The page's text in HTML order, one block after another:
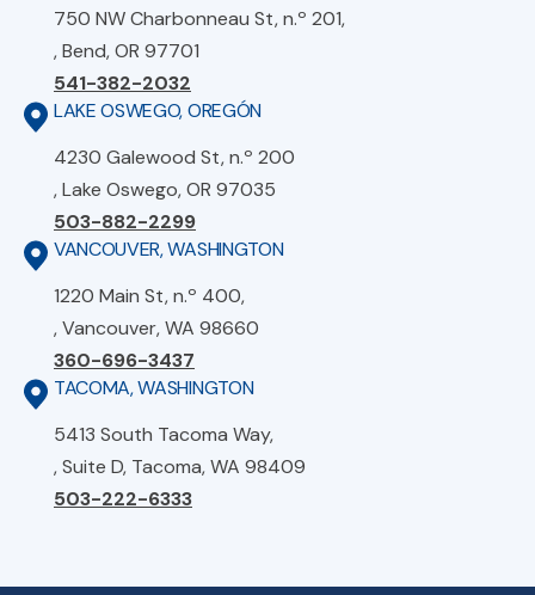
750 NW Charbonneau St, n.º 201,
, Bend, OR 97701
541-382-2032
LAKE OSWEGO, OREGÓN
4230 Galewood St, n.º 200
, Lake Oswego, OR 97035
503-882-2299
VANCOUVER, WASHINGTON
1220 Main St, n.º 400,
, Vancouver, WA 98660
360-696-3437
TACOMA, WASHINGTON
5413 South Tacoma Way,
, Suite D, Tacoma, WA 98409
503-222-6333